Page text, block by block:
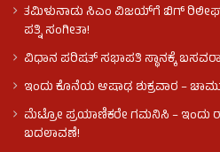
ತಮಿಳುನಾಡು ಸಿಎಂ ವಿಜಯ್‌ಗೆ ಬಿಗ್
ಪತ್ನಿ ಸಂಗೀತಾ!
ವಿಧಾನ ಪರಿಷತ್ ಸಭಾಪತಿ ಸ್ಥಾನಕ್ಕೆ
ಇಂದು ಕೊನೆಯ ಆಷಾಢ ಶುಕ್ರವಾರ –
ಮೆಟ್ರೋ ಪ್ರಯಾಣಿಕರೇ ಗಮನಿಸಿ – ಇಂದು
ಬದಲಾವಣೆ!